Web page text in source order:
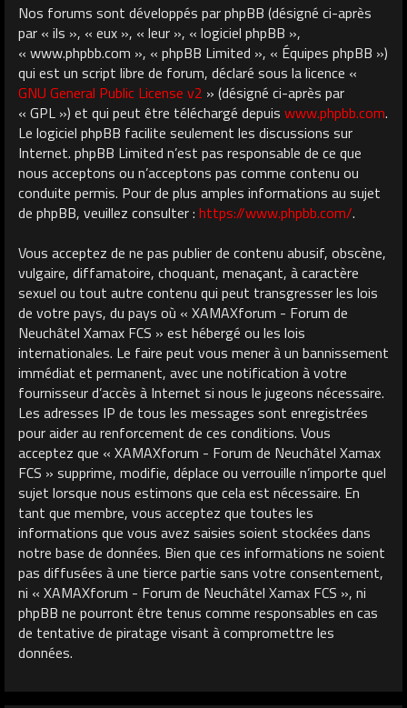
Nos forums sont développés par phpBB (désigné ci-après
par « ils », « eux », « leur », « logiciel phpBB »,
« www.phpbb.com », « phpBB Limited », « Équipes phpBB »)
qui est un script libre de forum, déclaré sous la licence «
GNU General Public License v2 » (désigné ci-après par
« GPL ») et qui peut être téléchargé depuis www.phpbb.com.
Le logiciel phpBB facilite seulement les discussions sur
Internet. phpBB Limited n’est pas responsable de ce que
nous acceptons ou n’acceptons pas comme contenu ou
conduite permis. Pour de plus amples informations au sujet
de phpBB, veuillez consulter : https://www.phpbb.com/.
Vous acceptez de ne pas publier de contenu abusif, obscène,
vulgaire, diffamatoire, choquant, menaçant, à caractère
sexuel ou tout autre contenu qui peut transgresser les lois
de votre pays, du pays où « XAMAXforum - Forum de
Neuchâtel Xamax FCS » est hébergé ou les lois
internationales. Le faire peut vous mener à un bannissement
immédiat et permanent, avec une notification à votre
fournisseur d’accès à Internet si nous le jugeons nécessaire.
Les adresses IP de tous les messages sont enregistrées
pour aider au renforcement de ces conditions. Vous
acceptez que « XAMAXforum - Forum de Neuchâtel Xamax
FCS » supprime, modifie, déplace ou verrouille n’importe quel
sujet lorsque nous estimons que cela est nécessaire. En
tant que membre, vous acceptez que toutes les
informations que vous avez saisies soient stockées dans
notre base de données. Bien que ces informations ne soient
pas diffusées à une tierce partie sans votre consentement,
ni « XAMAXforum - Forum de Neuchâtel Xamax FCS », ni
phpBB ne pourront être tenus comme responsables en cas
de tentative de piratage visant à compromettre les
données.